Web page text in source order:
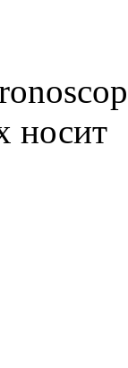
носит